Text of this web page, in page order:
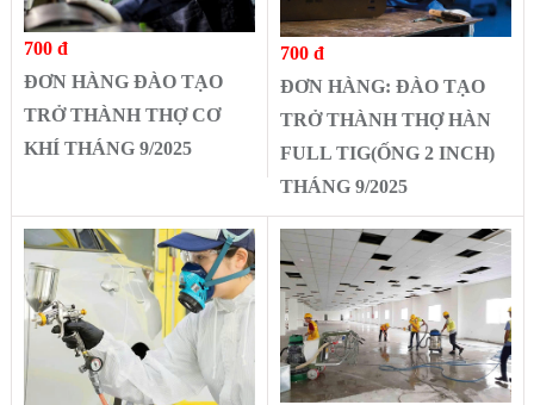
700 đ
ĐƠN HÀNG ĐÀO TẠO
TRỞ THÀNH THỢ CƠ
KHÍ THÁNG 9/2025
700 đ
ĐƠN HÀNG: ĐÀO TẠO
TRỞ THÀNH THỢ HÀN
FULL TIG(ỐNG 2 INCH)
THÁNG 9/2025